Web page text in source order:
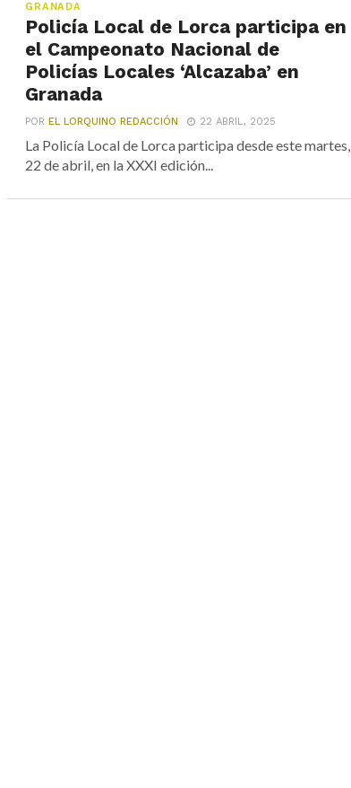
GRANADA
Policía Local de Lorca participa en
el Campeonato Nacional de
Policías Locales ‘Alcazaba’ en
Granada
POREL LORQUINO REDACCIÓN 22 ABRIL, 2025
La Policía Local de Lorca participa desde este martes,
22 de abril, en la XXXI edición...